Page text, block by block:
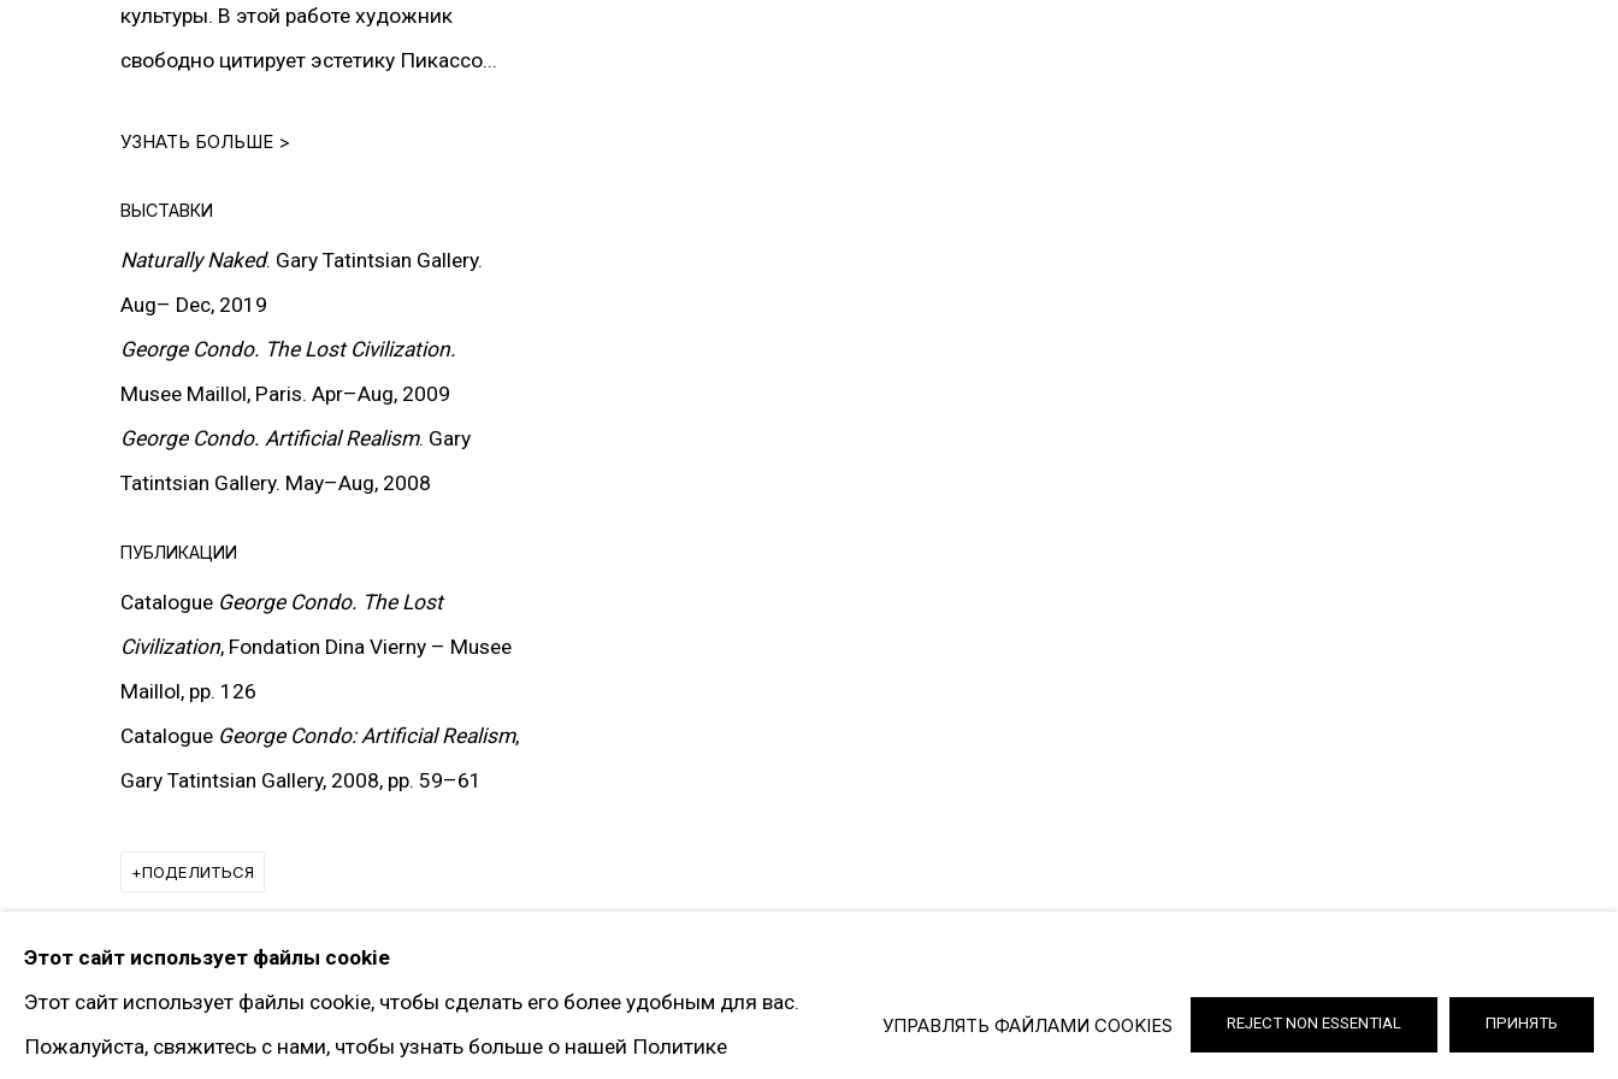
О Галерее
Контакты
Связаться с нами
Twitter
Instagram*
Pinterest
Artsy
Подписка на рассылку
Политика конфиденциальности Управлять файлами cookies
© 2026 ГАЛЕРЕЯ ГАРИ ТАТИНЦЯНА. ВСЕ ПРАВА ЗАЩИЩЕНЫ
Этот сайт использует файлы cookie
Этот сайт использует файлы cookie, чтобы сделать его более удобным для вас.
Пожалуйста, свяжитесь с нами, чтобы узнать больше о нашей Политике
УПРАВЛЯТЬ ФАЙЛАМИ COOKIES REJECT NON ESSENTIAL ПРИНЯТЬ
культуры. В этой работе художник
свободно цитирует эстетику Пикассо...
УЗНАТЬ БОЛЬШЕ >
ВЫСТАВКИ
Naturally Naked. Gary Tatintsian Gallery.
Aug– Dec, 2019
George Condo. The Lost Civilization.
Musee Maillol, Paris. Apr–Aug, 2009
George Condo. Artificial Realism. Gary
Tatintsian Gallery. May–Aug, 2008
ПУБЛИКАЦИИ
Catalogue George Condo. The Lost
Civilization, Fondation Dina Vierny – Musee
Maillol, pp. 126
Catalogue George Condo: Artificial Realism,
Gary Tatintsian Gallery, 2008, pp. 59–61
ПОДЕЛИТЬСЯ